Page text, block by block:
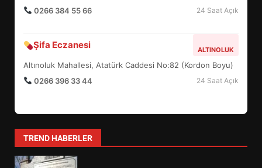
0266 384 55 66
24 Saat Açık
Şifa Eczanesi ALTINOLUK
Altınoluk Mahallesi, Atatürk Caddesi No:82 (Kordon Boyu)
0266 396 33 44
24 Saat Açık
TREND HABERLER
6
TURNUVASI KAYITLARI NEYİ
DEĞİŞTİRİYOR?
7
YENİ YÖNETİM NASIL